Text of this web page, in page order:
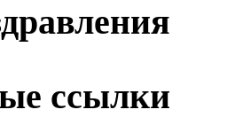
ссылки